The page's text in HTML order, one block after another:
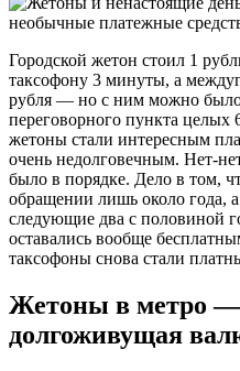
Городской жетон стоил 1
таксофону 3 минуты, а
рубля — но с ним можно было
переговорного пункта целых
жетоны стали интересным
очень недолговечным. Нет-
было в порядке. Дело в том,
обращении лишь около года,
следующие два с половиной
оставались вообще
таксофоны снова стали
Жетоны в метро —
долгоживущая